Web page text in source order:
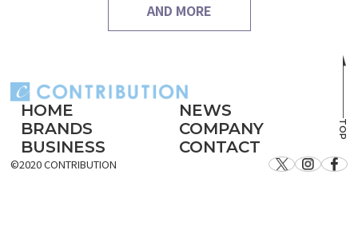
AND MORE
HOME
NEWS
BRANDS
COMPANY
BUSINESS
CONTACT
TOP
©️2020 CONTRIBUTION